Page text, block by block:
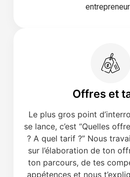
Offres et
Le plus gros point
se lance, c’est “Quelles
? A quel tarif ?” Nous
sur l’élaboration de ton
ton parcours, de tes
appétences et nous